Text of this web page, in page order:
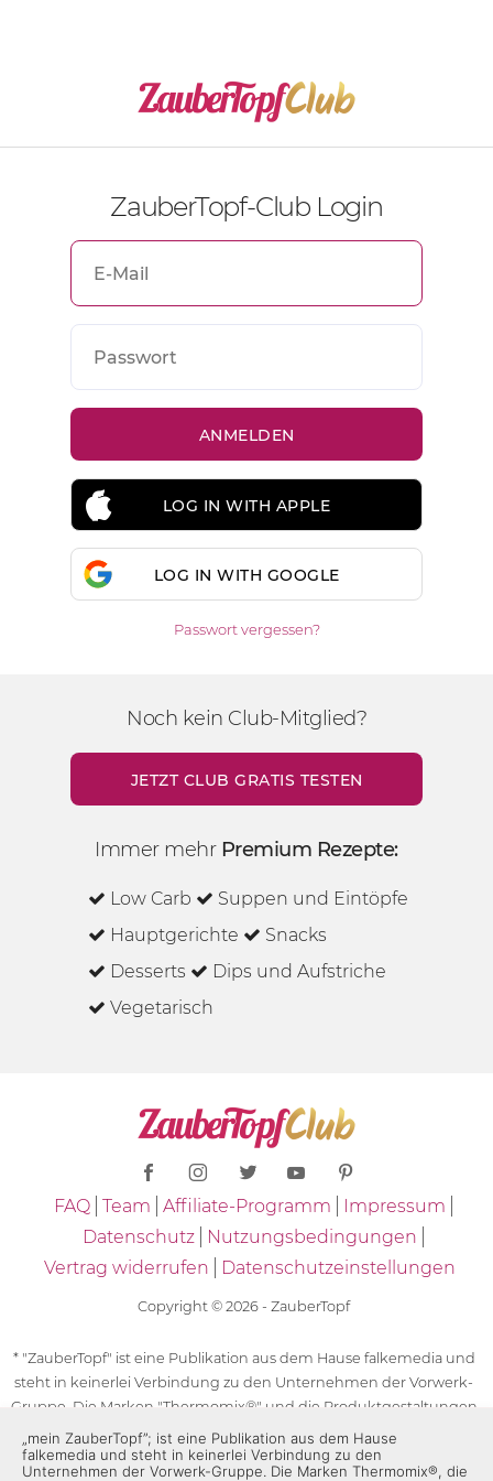
ZauberTopf-Club Login
LOG IN WITH APPLE
LOG IN WITH GOOGLE
Passwort vergessen?
Noch kein Club-Mitglied?
JETZT CLUB GRATIS TESTEN
Immer mehr Premium Rezepte:
Low Carb
Suppen und Eintöpfe
Hauptgerichte
Snacks
Desserts
Dips und Aufstriche
Vegetarisch
FAQ Team Affiliate-Programm
Impressum
Datenschutz
Nutzungsbedingungen
Vertrag widerrufen
Datenschutzeinstellungen
Copyright © 2026 - ZauberTopf
* "ZauberTopf" ist eine Publikation aus dem Hause falkemedia und
steht in keinerlei Verbindung zu den Unternehmen der Vorwerk-
Gruppe. Die Marken "Thermomix®" und die Produktgestaltungen
des "Thermomix®" sind eingetragene Marken der Unternehmen
der Vorwerk-Gruppe. Die Marken Thermomix®, die Zeichen TM5®,
„mein ZauberTopf”; ist eine Publikation aus dem Hause
falkemedia und steht in keinerlei Verbindung zu den
Unternehmen der Vorwerk-Gruppe. Die Marken Thermomix®, die